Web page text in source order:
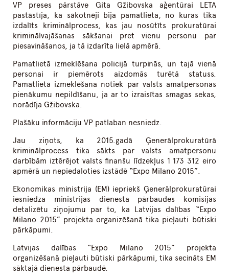
VP preses pārstāve Gita Gžibovska aģentūrai LETA
pastāstīja, ka sākotnēji bija pamatlieta, no kuras tika
izdalīts kriminālprocess, kas jau nosūtīts prokuratūrai
kriminālvajāšanas sākšanai pret vienu personu par
piesavināšanos, ja tā izdarīta lielā apmērā.
Pamatlietā izmeklēšana policijā turpinās, un tajā vienā
personai ir piemērots aizdomās turētā statuss.
Pamatlietā izmeklēšana notiek par valsts amatpersonas
pienākumu nepildīšanu, ja ar to izraisītas smagas sekas,
norādīja Gžibovska.
Plašāku informāciju VP patlaban nesniedz.
Jau ziņots, ka 2015.gadā Ģenerālprokuratūrā
kriminālprocess tika sākts par valsts amatpersonu
darbībām iztērējot valsts finanšu līdzekļus 1 173 312 eiro
apmērā un nepiedaloties izstādē “Expo Milano 2015”.
Ekonomikas ministrija (EM) iepriekš Ģenerālprokuratūrai
iesniedza ministrijas dienesta pārbaudes komisijas
detalizētu ziņojumu par to, ka Latvijas dalības “Expo
Milano 2015” projekta organizēšanā tika pieļauti būtiski
pārkāpumi.
Latvijas dalības “Expo Milano 2015” projekta
organizēšanā pieļauti būtiski pārkāpumi, tika secināts EM
sāktajā dienesta pārbaudē.